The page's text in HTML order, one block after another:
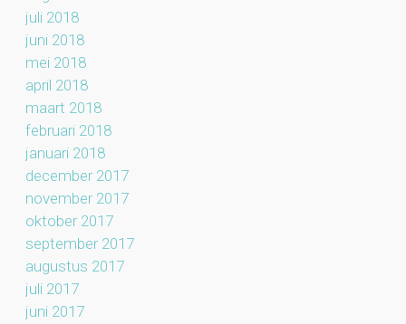
juli 2018
juni 2018
mei 2018
april 2018
maart 2018
februari 2018
januari 2018
december 2017
november 2017
oktober 2017
september 2017
augustus 2017
juli 2017
juni 2017